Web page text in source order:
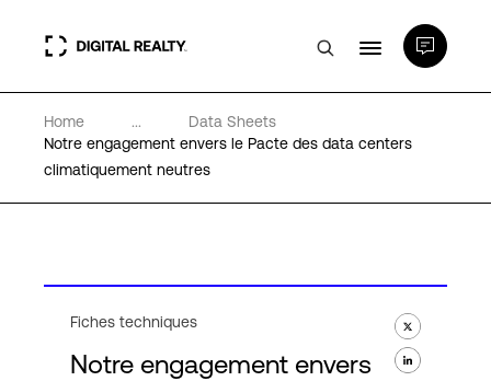
Data Centers
PlatformDIGITAL®
Home ...
Data Sheets
Notre engagement envers le Pacte des data centers
climatiquement neutres
Fiches techniques
Notre engagement envers